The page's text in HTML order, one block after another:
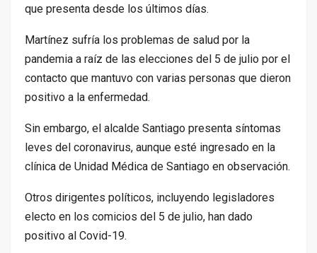
que presenta desde los últimos días.
Martínez sufría los problemas de salud por la
pandemia a raíz de las elecciones del 5 de julio por el
contacto que mantuvo con varias personas que dieron
positivo a la enfermedad.
Sin embargo, el alcalde Santiago presenta síntomas
leves del coronavirus, aunque esté ingresado en la
clínica de Unidad Médica de Santiago en observación.
Otros dirigentes políticos, incluyendo legisladores
electo en los comicios del 5 de julio, han dado
positivo al Covid-19.